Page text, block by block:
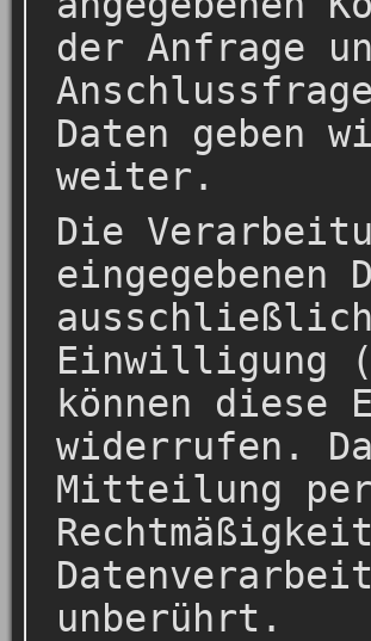
der Anfrage
Daten geben
weiter.
Die
Einwilligung
können
widerrufen.
Mitteilung
unberührt.